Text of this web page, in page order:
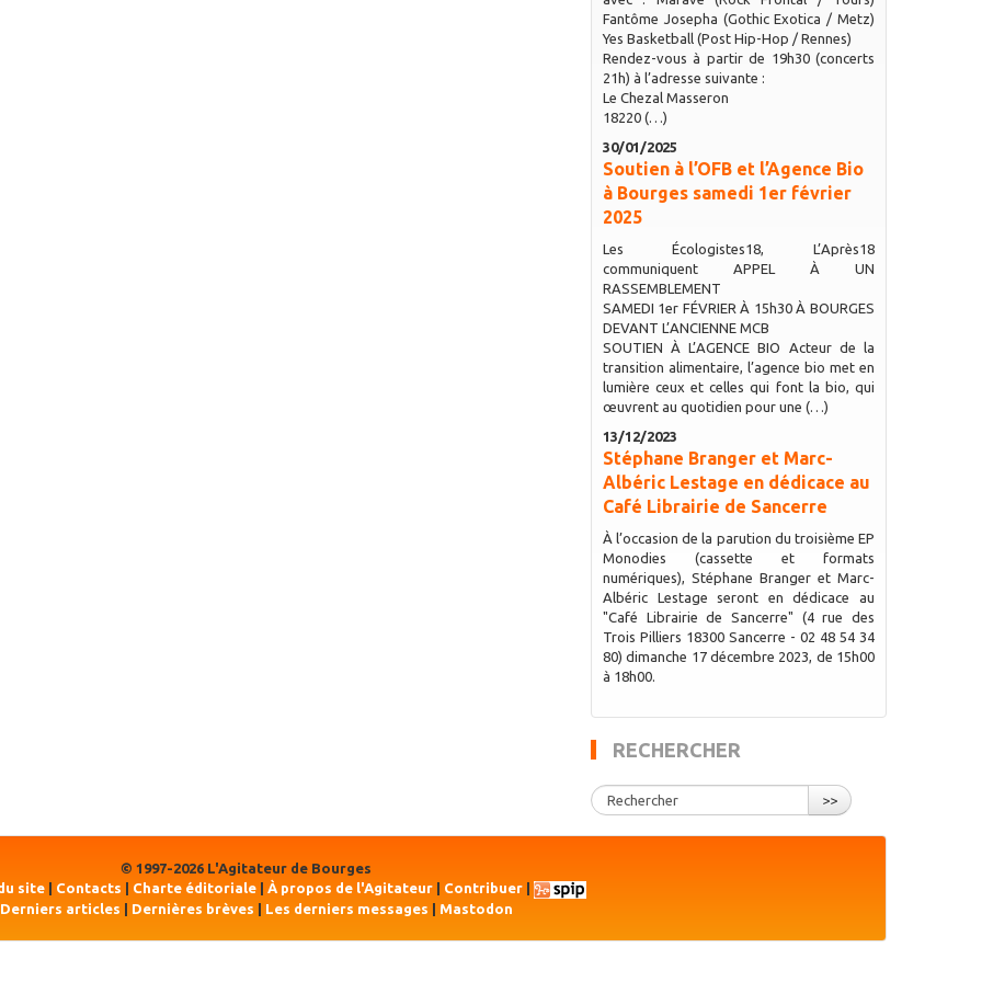
Fantôme Josepha (Gothic Exotica / Metz)
Yes Basketball (Post Hip-Hop / Rennes)
Rendez-vous à partir de 19h30 (concerts
21h) à l’adresse suivante :
Le Chezal Masseron
18220 (…)
30/01/2025
Soutien à l’OFB et l’Agence Bio
à Bourges samedi 1er février
2025
Les Écologistes18, L’Après18
communiquent APPEL À UN
RASSEMBLEMENT
SAMEDI 1er FÉVRIER À 15h30 À BOURGES
DEVANT L’ANCIENNE MCB
SOUTIEN À L’AGENCE BIO Acteur de la
transition alimentaire, l’agence bio met en
lumière ceux et celles qui font la bio, qui
œuvrent au quotidien pour une (…)
13/12/2023
Stéphane Branger et Marc-
Albéric Lestage en dédicace au
Café Librairie de Sancerre
À l’occasion de la parution du troisième EP
Monodies (cassette et formats
numériques), Stéphane Branger et Marc-
Albéric Lestage seront en dédicace au
"Café Librairie de Sancerre" (4 rue des
Trois Pilliers 18300 Sancerre - 02 48 54 34
80) dimanche 17 décembre 2023, de 15h00
à 18h00.
RECHERCHER
>>
© 1997-2026 L'Agitateur de Bourges
site
Contacts Charte éditoriale À propos de l'Agitateur Contribuer
Derniers articles | Dernières brèves | Les derniers messages | Mastodon